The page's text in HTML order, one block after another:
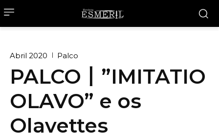
Abril 2020 Palco
PALCO丨”IMITATIO
OLAVO” e os
Olavettes